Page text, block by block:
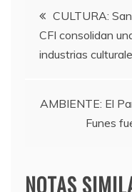
b
o
o
Navegación
de
CULTURA:
CFI consolidan
industrias
AMBIENTE: El
Funes
NOTAS